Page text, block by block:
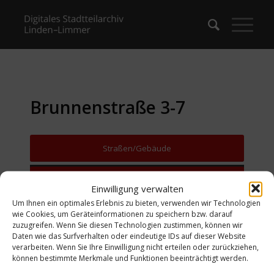
Einwilligung verwalten
Um Ihnen ein optimales Erlebnis zu bieten, verwenden wir Technologien
wie Cookies, um Geräteinformationen zu speichern bzw. darauf
zuzugreifen. Wenn Sie diesen Technologien zustimmen, können wir
Daten wie das Surfverhalten oder eindeutige IDs auf dieser Website
verarbeiten. Wenn Sie Ihre Einwilligung nicht erteilen oder zurückziehen,
können bestimmte Merkmale und Funktionen beeinträchtigt werden.
Brunnenstraße 3-7
Straßen/Gebäude